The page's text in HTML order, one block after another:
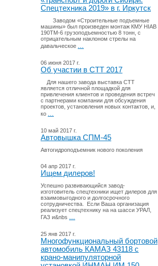
Спецтехника 2019» в г. Иркутск
Заводом «Строительные подъемные
машины» был произведен монтаж КМУ HIAB
190TM-6 грузоподъемностью 8 тонн, с
отрицательным наклоном стрелы на
давальческое
06 июня 2017 г.
Об участии в СТТ 2017
Для нашего завода выставка СТТ
является отличной площадкой для
привлечения клиентов и проведения встреч
с партнерами компании для обсуждения
проектов, установления новых контактов, и,
ко
10 май 2017 г.
Автовышка СПМ-45
Автогидроподъемник нового поколения
04 апр 2017 г.
Ищем дилеров!
Успешно развивающийся завод-
изготовитель спецтехники ищет дилеров для
взаимовыгодного и долгосрочного
сотрудничества. Если Ваша организация
реализует спецтехнику на на шасси УРАЛ,
ГАЗ и&nbs
25 янв 2017 г.
Многофункциональный бортовой
автомобиль КАМАЗ 43118 с
крано-манипуляторной